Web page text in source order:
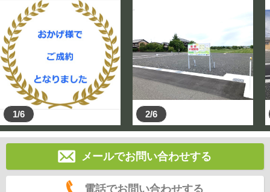
1/6 2/6
メールでお問い合わせする
電話でお問い合わせする